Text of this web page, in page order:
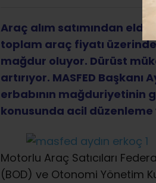
Araç alım satımından
toplam araç fiyatı
mağdur oluyor. Dürüst
artırıyor. MASFED
erbabının mağduriyetinin
konusunda acil düzenleme
Motorlu Araç Satıcıları
(BOD) ve Otonomi Yönetim